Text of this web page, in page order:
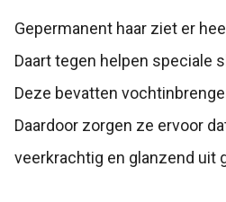
Gepermanent haar ziet er
Daart tegen helpen speciale
Deze bevatten
Daardoor zorgen ze ervoor
veerkrachtig en glanzend uit